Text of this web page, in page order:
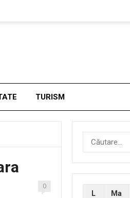
TURISM
0
Caută
după:
L Ma